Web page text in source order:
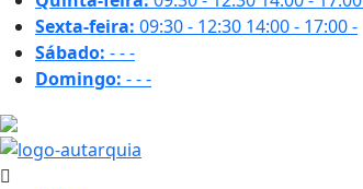
Sexta-feira: 09:30 - 12:30 14:00 - 17:00-
Sábado: ---
Domingo: ---